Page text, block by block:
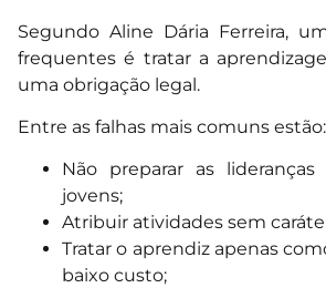
Segundo Aline Dária Ferreira,
frequentes é tratar a
uma obrigação legal.
Entre as falhas mais comuns estão:
Não preparar as
jovens;
Atribuir atividades sem
Tratar o aprendiz apenas
baixo custo;